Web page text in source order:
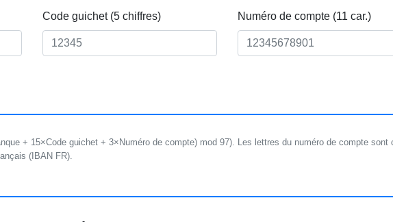
Code guichet (5 chiffres) Numéro de compte (11 car.)
+ 15×Code guichet + 3×Numéro de compte) mod 97). Les lettres du numéro de compte
(IBAN FR).